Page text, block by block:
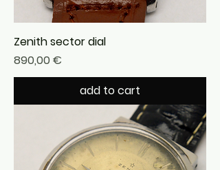
Zenith sector dial
Precio
890,00 €
add to cart